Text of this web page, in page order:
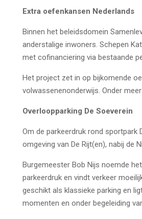
Extra oefenkansen Nederlands
Binnen het beleidsdomein
anderstalige inwoners. Schepen
met cofinanciering via bestaande
Het project zet in op bijkomende
volwassenenonderwijs. Onder
Overloopparking De Soeverein
Om de parkeerdruk rond sportpark
omgeving van De Rijt(en), nabij de
Burgemeester Bob Nijs noemde
parkeerdruk en vindt verkeer
geschikt als klassieke parking en
momenten en onder begeleiding